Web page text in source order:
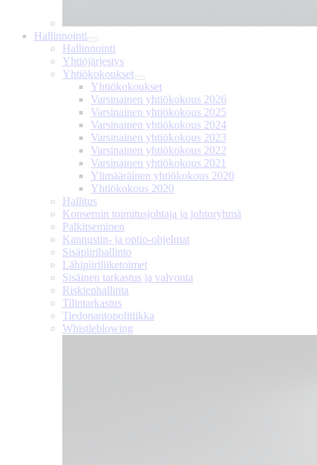
Hallinnointi
Hallinnointi
Yhtiöjärjestys
Yhtiökokoukset
Yhtiökokoukset
Varsinainen yhtiökokous 2026
Varsinainen yhtiökokous 2025
Varsinainen yhtiökokous 2024
Varsinainen yhtiökokous 2023
Varsinainen yhtiökokous 2022
Varsinainen yhtiökokous 2021
Ylimääräinen yhtiökokous 2020
Yhtiökokous 2020
Hallitus
Konsernin toimitusjohtaja ja johtoryhmä
Palkitseminen
Kannustin- ja optio-ohjelmat
Sisäpiirihallinto
Lähipiiri­liiketoimet
Sisäinen tarkastus ja valvonta
Riskienhallinta
Tilintarkastus
Tiedonanto­politiikka
Whistleblowing